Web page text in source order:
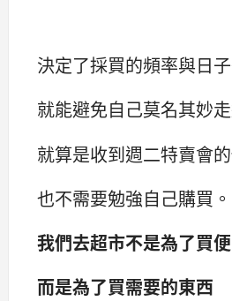
決定了採買的頻率與日
就能避免自己莫名其妙
就算是收到週二特賣會的
也不需要勉強自己購買。
我們去超市不是為了買
而是為了買需要的東西